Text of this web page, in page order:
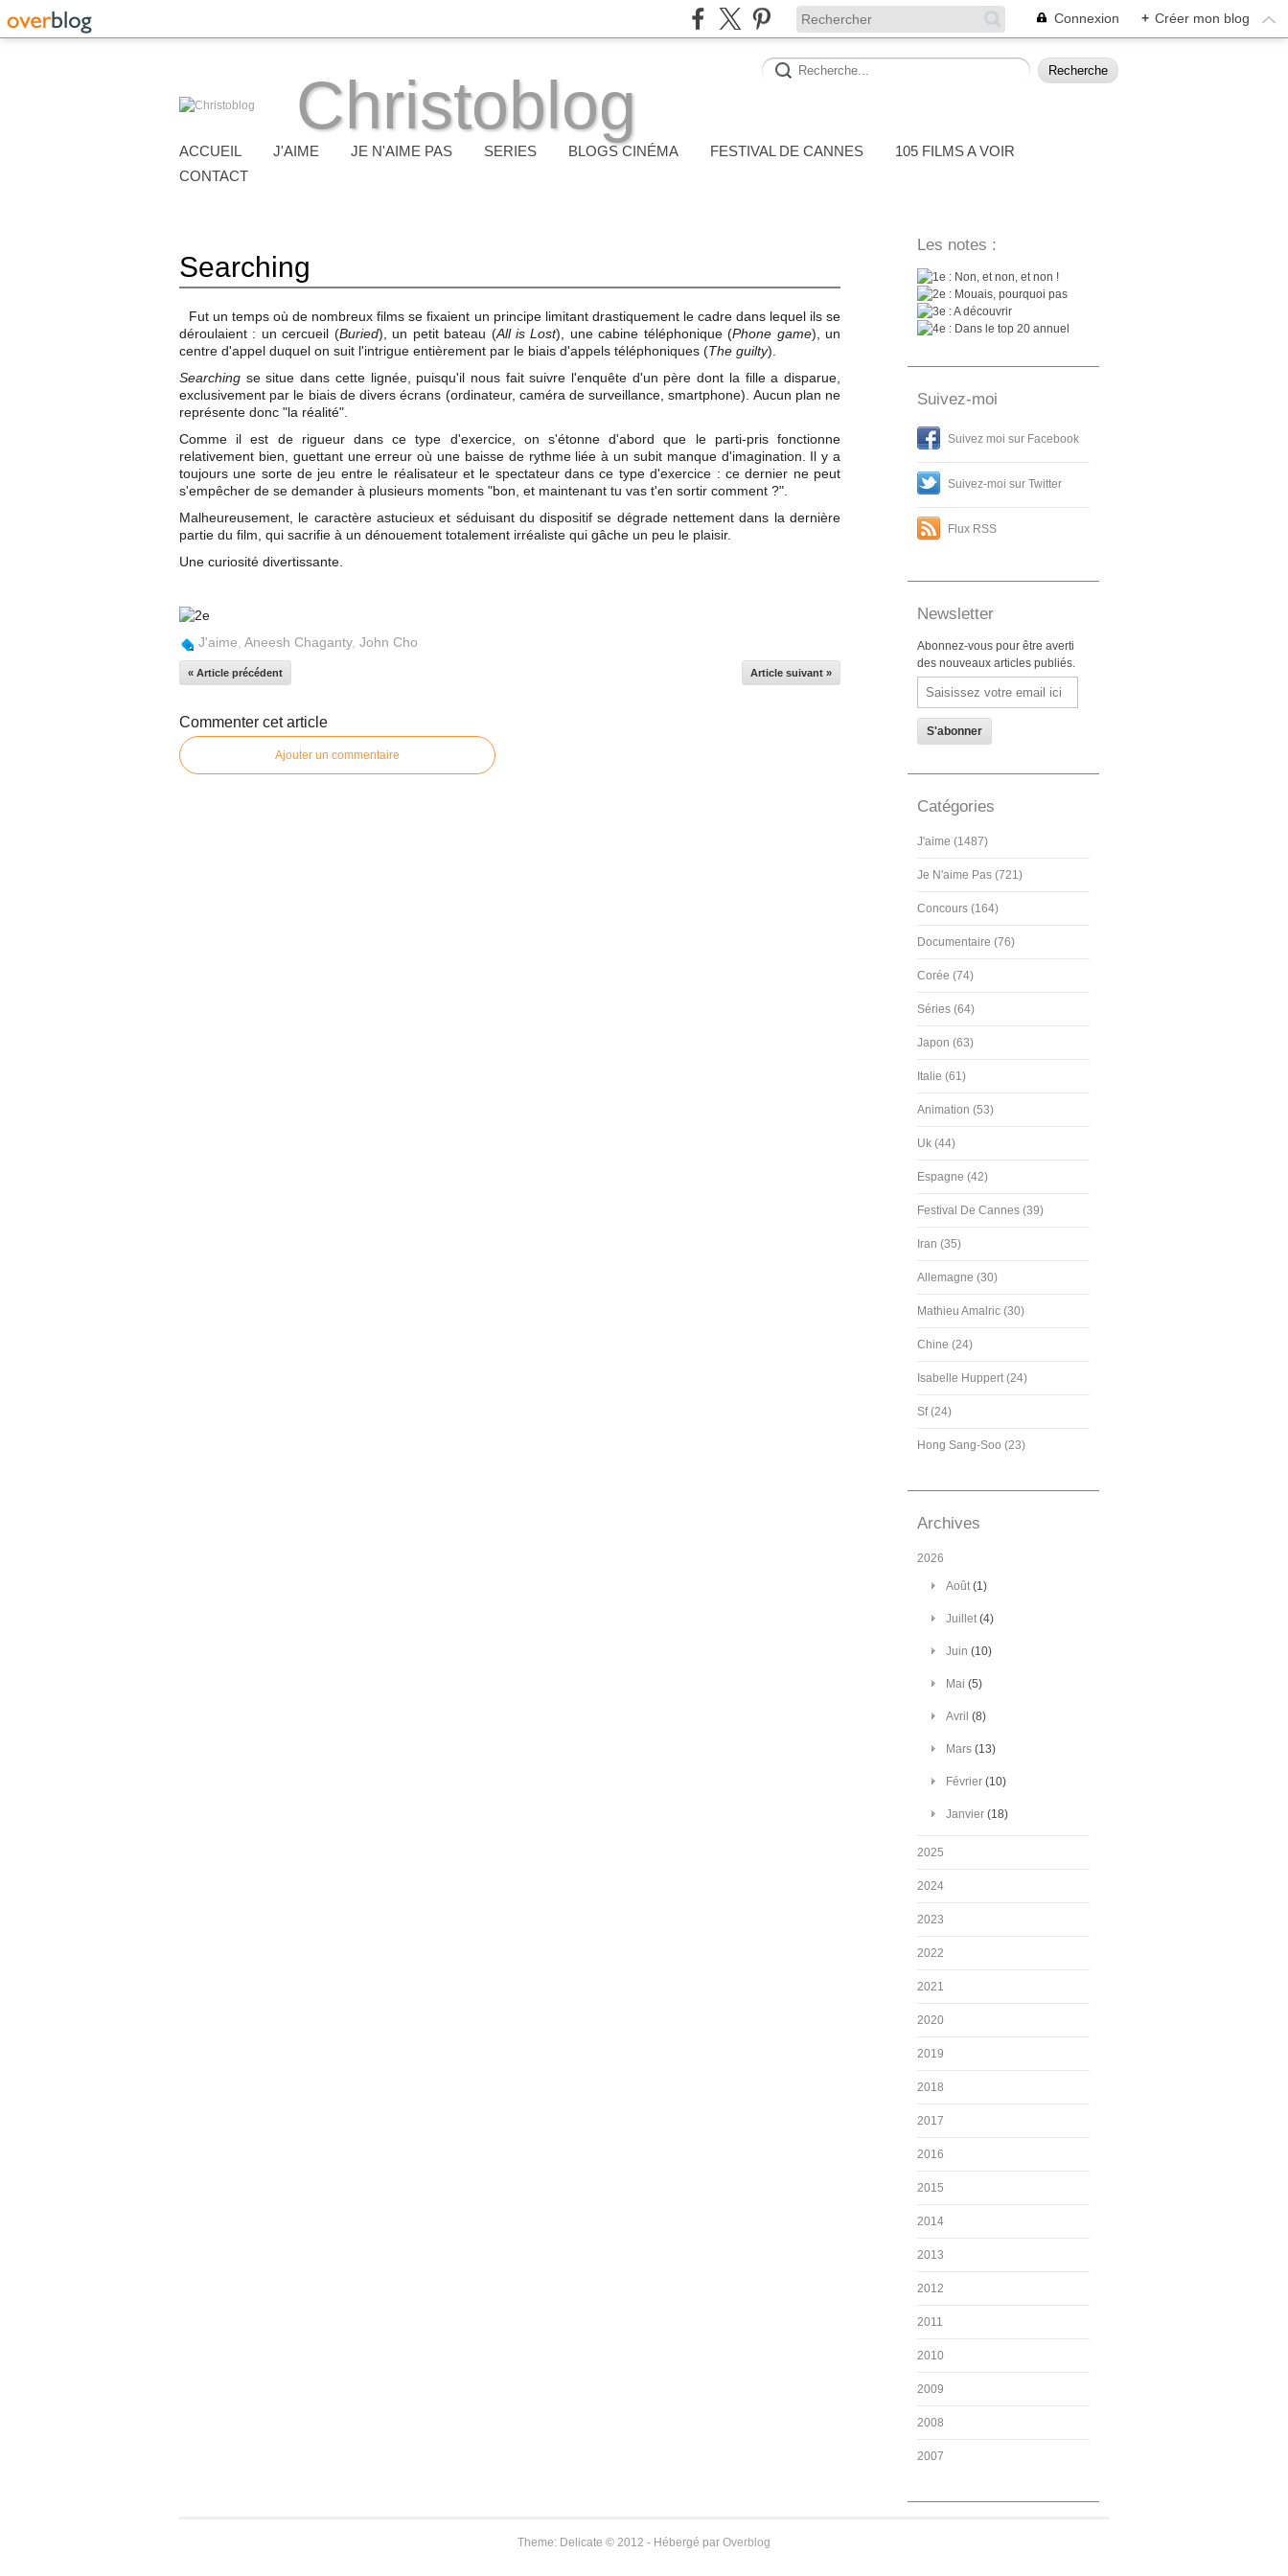
Connexion + Créer mon blog
Christoblog
ACCUEIL J'AIME JE N'AIME PAS SERIES BLOGS CINÉMA FESTIVAL DE CANNES
105 FILMS A VOIR
CONTACT
Searching
Fut un temps où de nombreux films se fixaient un principe limitant drastiquement le cadre dans lequel ils se
déroulaient : un cercueil (Buried), un petit bateau (All is Lost), une cabine téléphonique (Phone game), un
centre d'appel duquel on suit l'intrigue entièrement par le biais d'appels téléphoniques (The guilty).
Searching se situe dans cette lignée, puisqu'il nous fait suivre l'enquête d'un père dont la fille a disparue,
exclusivement par le biais de divers écrans (ordinateur, caméra de surveillance, smartphone). Aucun plan ne
représente donc "la réalité".
Comme il est de rigueur dans ce type d'exercice, on s'étonne d'abord que le parti-pris fonctionne
relativement bien, guettant une erreur où une baisse de rythme liée à un subit manque d'imagination. Il y a
toujours une sorte de jeu entre le réalisateur et le spectateur dans ce type d'exercice : ce dernier ne peut
s'empêcher de se demander à plusieurs moments "bon, et maintenant tu vas t'en sortir comment ?".
Malheureusement, le caractère astucieux et séduisant du dispositif se dégrade nettement dans la dernière
partie du film, qui sacrifie à un dénouement totalement irréaliste qui gâche un peu le plaisir.
Une curiosité divertissante.
J'aime Aneesh Chaganty, John Cho
« Article précédent Article suivant »
Commenter cet article
Ajouter un commentaire
Les notes :
: Non, et non, et non !
: Mouais, pourquoi pas
: A découvrir
: Dans le top 20 annuel
Suivez-moi
Suivez moi sur Facebook
Suivez-moi sur Twitter
Flux RSS
Newsletter
Abonnez-vous pour être averti
des nouveaux articles publiés.
Email
Catégories
J'aime (1487)
Je N'aime Pas (721)
Concours (164)
Documentaire (76)
Corée (74)
Séries (64)
Japon (63)
Italie (61)
Animation (53)
Uk (44)
Espagne (42)
Festival De Cannes (39)
Iran (35)
Allemagne (30)
Mathieu Amalric (30)
Chine (24)
Isabelle Huppert (24)
Sf (24)
Hong Sang-Soo (23)
Archives
2026
Août(1)
Juillet(4)
Juin (10)
Mai (5)
Avril (8)
Mars (13)
Février (10)
Janvier (18)
2025
2024
2023
2022
2021
2020
2019
2018
2017
2016
2015
2014
2013
2012
2011
2010
2009
2008
2007
Theme: Delicate © 2012 - Hébergé par Overblog